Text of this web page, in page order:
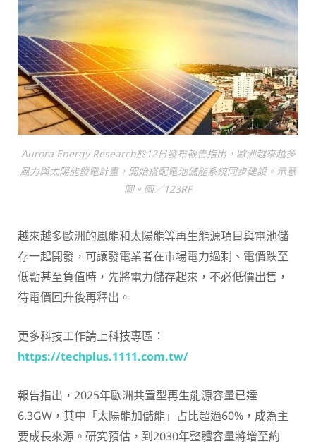
Aurora Energy Research於12日發布報告指出，歐洲越來越多
風力與太陽能發電計畫，開始搭配電池儲能系統同步建設。示意
圖。圖／123RF
越來越多歐洲的風能和太陽能等再生能源項目與電池儲
存一起開發，可讓發電業者在市場電力過剩、電價跌至
低點甚至負值時，先將電力儲存起來，不必低價出售，
待電價回升後再釋出。
更多科技工作請上科技專區：
https://techplus.1111.com.tw/
報告指出，2025年歐洲共置型再生能源容量已達
6.3GW，其中「太陽能加儲能」占比超過60%，成為主
要成長來源。研究預估，到2030年整體容量將增至約